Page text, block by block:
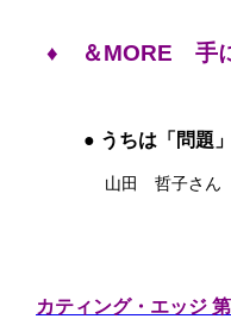
♦ ＆MORE 手
● うちは「問題
山田 哲子さん
カティング・エッジ